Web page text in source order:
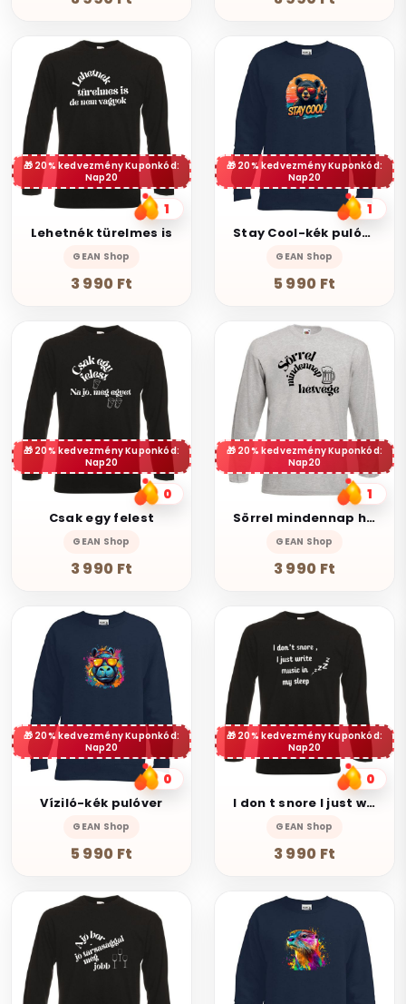
20% kedvezmény Kuponkód:
Nap20
1
Lehetnék türelmes is
GEAN Shop
3 990 Ft
20% kedvezmény Kuponkód:
Nap20
1
Stay Cool-kék pulóver
GEAN Shop
5 990 Ft
20% kedvezmény Kuponkód:
Nap20
0
Csak egy felest
GEAN Shop
3 990 Ft
20% kedvezmény Kuponkód:
Nap20
1
Sörrel mindennap hétvége
GEAN Shop
3 990 Ft
20% kedvezmény Kuponkód:
Nap20
0
Víziló-kék pulóver
GEAN Shop
5 990 Ft
20% kedvezmény Kuponkód:
Nap20
0
I don t snore I just write music in my sleep
GEAN Shop
3 990 Ft